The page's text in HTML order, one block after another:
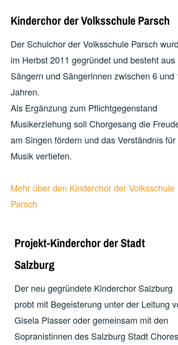
Kinderchor der Volksschule Parsch
Der Schulchor der Volksschule Parsch
im Herbst 2011 gegründet und besteht aus
Sängern und Sängerinnen zwischen 6 und
Jahren.
Als Ergänzung zum Pflichtgegenstand
Musikerziehung soll Chorgesang die
am Singen fördern und das Verständnis für
Musik vertiefen.
Mehr über den Kinderchor der Volksschule
Parsch
Projekt-Kinderchor der Stadt
Salzburg
Der neu gegründete Kinderchor Salzburg
probt mit Begeisterung unter der Leitung
Gisela Plasser oder gemeinsam mit den
Sopranistinnen des Salzburg Stadt